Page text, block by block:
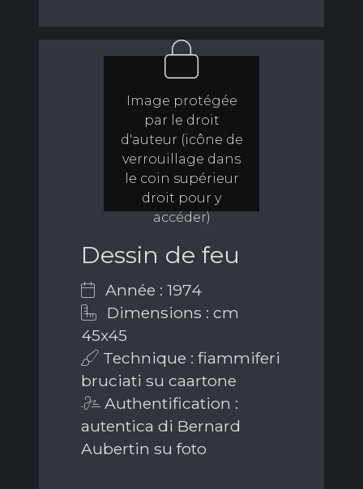
Image protégée
par le droit
d'auteur (icône de
verrouillage dans
le coin supérieur
droit pour y
accéder)
Dessin de feu
Année : 1974
Dimensions : cm
45x45
Technique : fiammiferi
bruciati su caartone
Authentification :
autentica di Bernard
Aubertin su foto